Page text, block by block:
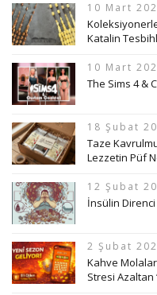
10 Mart
Katalin
10 Mart
The Sims 4 &
18 Şubat
Taze
Lezzetin Püf
12 Şubat
İnsülin
2 Şubat
Kahve
Stresi Azaltan